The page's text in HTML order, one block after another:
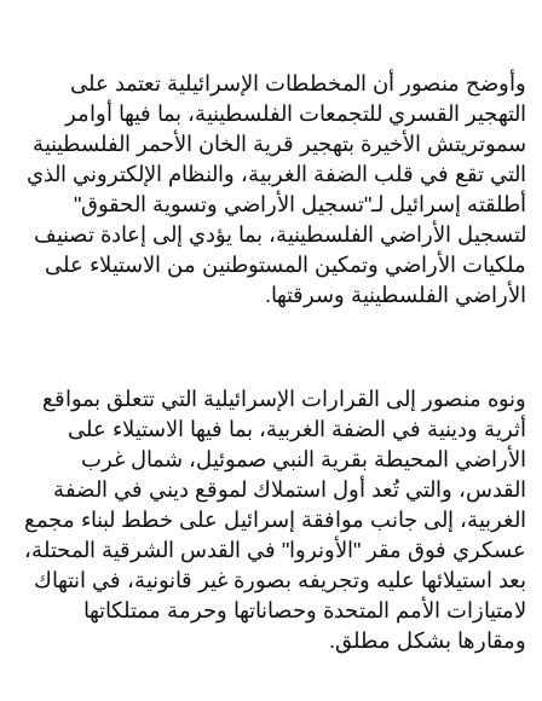
وأوضح منصور أن المخططات الإسرائيلية تعتمد على
التهجير القسري للتجمعات الفلسطينية، بما فيها أوامر
سموتريتش الأخيرة بتهجير قرية الخان الأحمر الفلسطينية
التي تقع في قلب الضفة الغربية، والنظام الإلكتروني الذي
أطلقته إسرائيل لـ"تسجيل الأراضي وتسوية الحقوق"
لتسجيل الأراضي الفلسطينية، بما يؤدي إلى إعادة تصنيف
ملكيات الأراضي وتمكين المستوطنين من الاستيلاء على
الأراضي الفلسطينية وسرقتها.
ونوه منصور إلى القرارات الإسرائيلية التي تتعلق بمواقع
أثرية ودينية في الضفة الغربية، بما فيها الاستيلاء على
الأراضي المحيطة بقرية النبي صموئيل، شمال غرب
القدس، والتي تُعد أول استملاك لموقع ديني في الضفة
الغربية، إلى جانب موافقة إسرائيل على خطط لبناء مجمع
عسكري فوق مقر "الأونروا" في القدس الشرقية المحتلة،
بعد استيلائها عليه وتجريفه بصورة غير قانونية، في انتهاك
لامتيازات الأمم المتحدة وحصاناتها وحرمة ممتلكاتها
ومقارها بشكل مطلق.